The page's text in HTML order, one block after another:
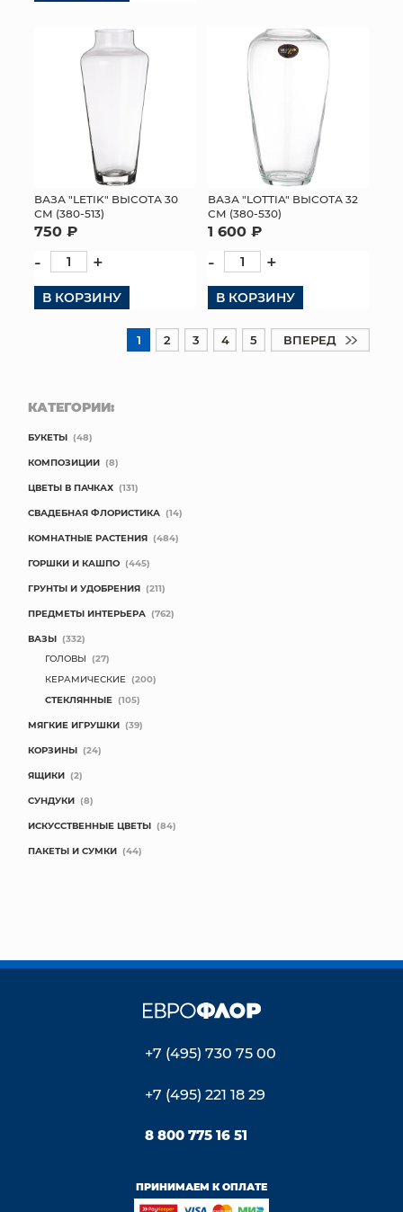
ВАЗА "LETIK" ВЫСОТА 30
СМ (380-513)
750 ₽
- +
В КОРЗИНУ
ВАЗА "LOTTIA" ВЫСОТА 32
СМ (380-530)
1 600 ₽
- +
В КОРЗИНУ
1 2 3 4 5 ВПЕРЕД
КАТЕГОРИИ:
БУКЕТЫ (48)
КОМПОЗИЦИИ (8)
ЦВЕТЫ В ПАЧКАХ (131)
СВАДЕБНАЯ ФЛОРИСТИКА (14)
КОМНАТНЫЕ РАСТЕНИЯ (484)
ГОРШКИ И КАШПО (445)
ГРУНТЫ И УДОБРЕНИЯ (211)
ПРЕДМЕТЫ ИНТЕРЬЕРА (762)
ВАЗЫ (332)
ГОЛОВЫ (27)
КЕРАМИЧЕСКИЕ (200)
СТЕКЛЯННЫЕ (105)
МЯГКИЕ ИГРУШКИ (39)
КОРЗИНЫ (24)
ЯЩИКИ (2)
СУНДУКИ (8)
ИСКУССТВЕННЫЕ ЦВЕТЫ (84)
ПАКЕТЫ И СУМКИ (44)
+7 (495) 730 75 00
+7 (495) 221 18 29
8 800 775 16 51
ПРИНИМАЕМ К ОПЛАТЕ